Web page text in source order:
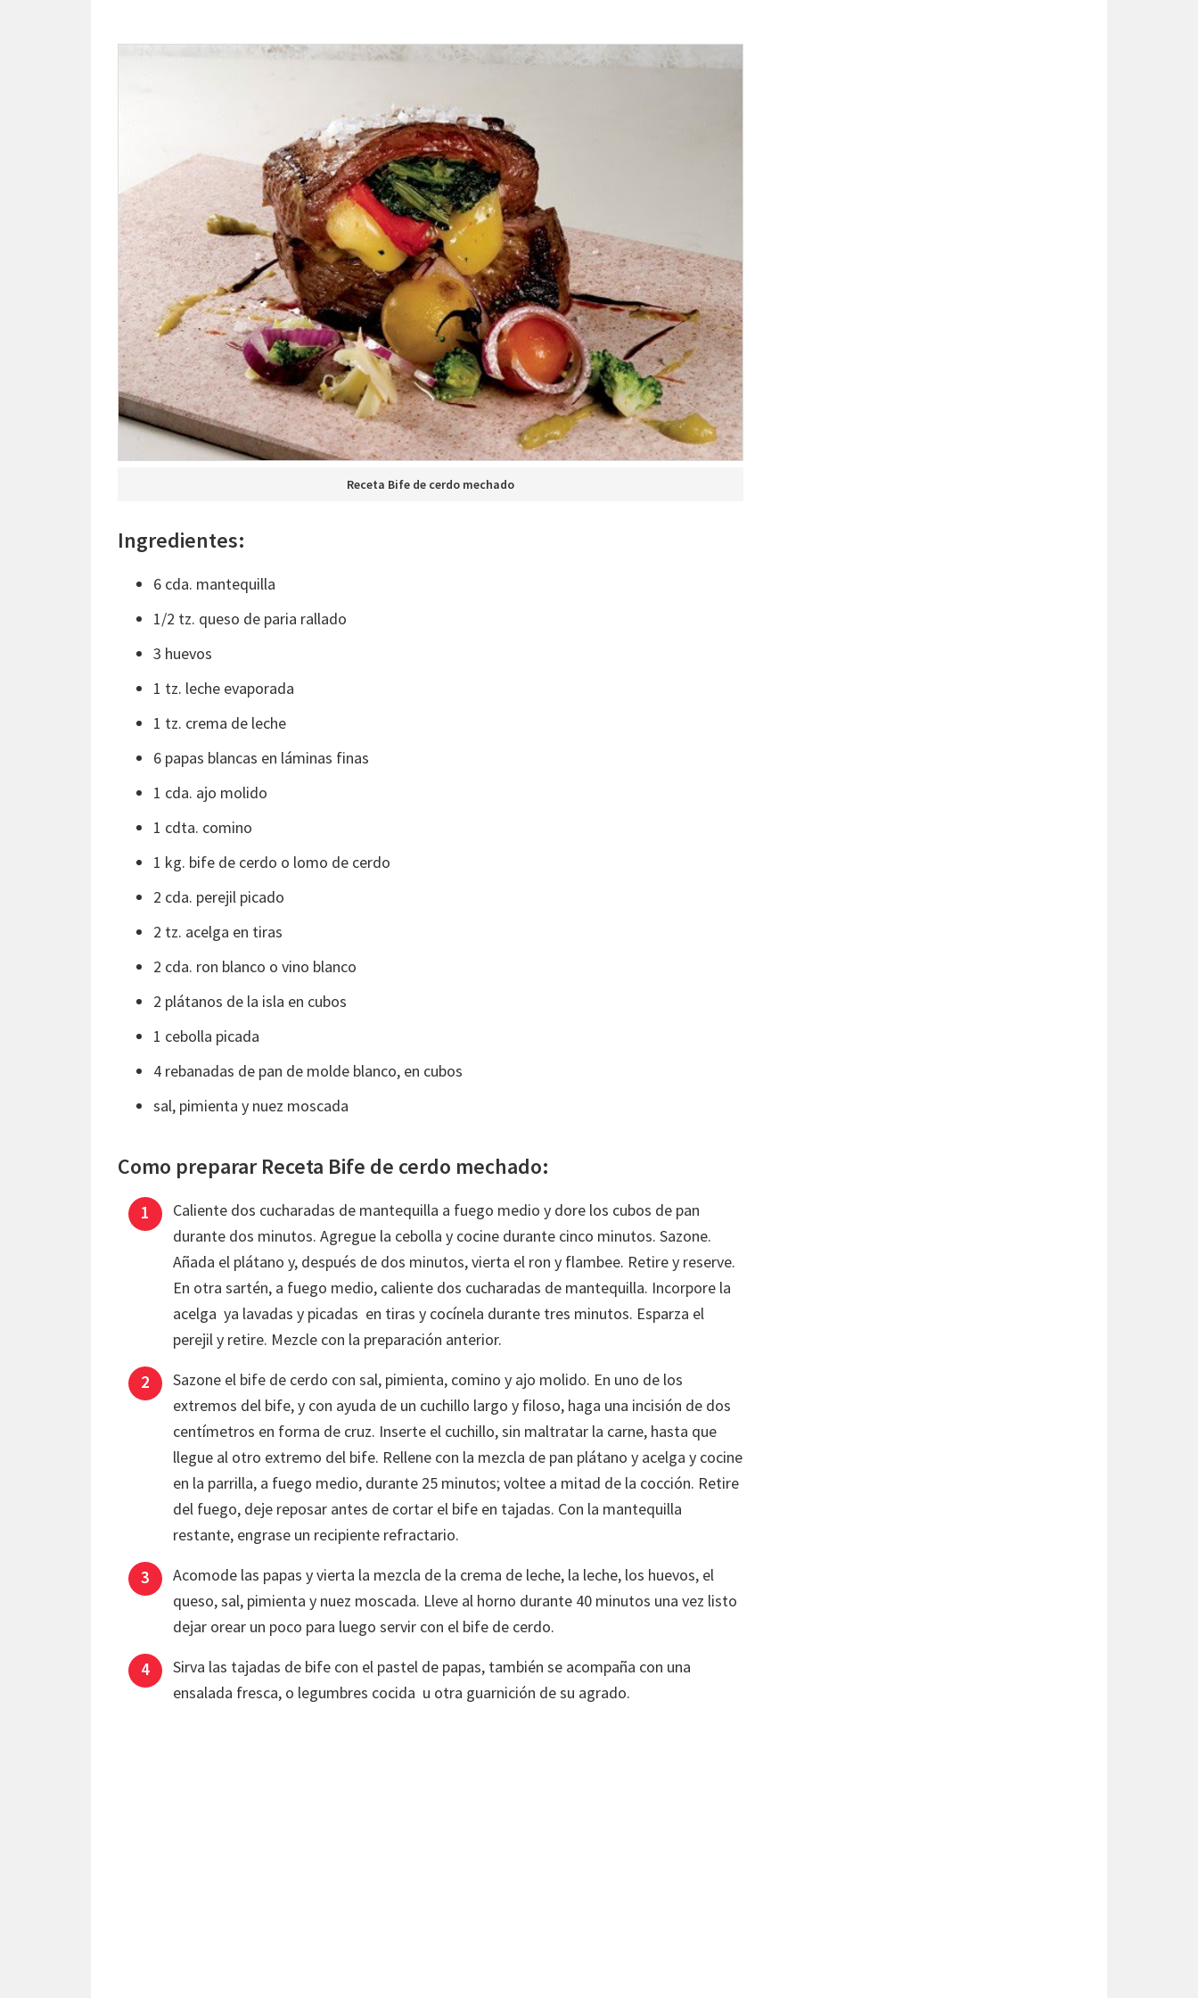
Receta Bife de cerdo mechado
Ingredientes:
6 cda. mantequilla
1/2 tz. queso de paria rallado
3 huevos
1 tz. leche evaporada
1 tz. crema de leche
6 papas blancas en láminas finas
1 cda. ajo molido
1 cdta. comino
1 kg. bife de cerdo o lomo de cerdo
2 cda. perejil picado
2 tz. acelga en tiras
2 cda. ron blanco o vino blanco
2 plátanos de la isla en cubos
1 cebolla picada
4 rebanadas de pan de molde blanco, en cubos
sal, pimienta y nuez moscada
Como preparar Receta Bife de cerdo mechado:
Caliente dos cucharadas de mantequilla a fuego medio y dore los cubos de pan
durante dos minutos. Agregue la cebolla y cocine durante cinco minutos. Sazone.
Añada el plátano y, después de dos minutos, vierta el ron y flambee. Retire y reserve.
En otra sartén, a fuego medio, caliente dos cucharadas de mantequilla. Incorpore la
acelga ya lavadas y picadas en tiras y cocínela durante tres minutos. Esparza el
perejil y retire. Mezcle con la preparación anterior.
Sazone el bife de cerdo con sal, pimienta, comino y ajo molido. En uno de los
extremos del bife, y con ayuda de un cuchillo largo y filoso, haga una incisión de dos
centímetros en forma de cruz. Inserte el cuchillo, sin maltratar la carne, hasta que
llegue al otro extremo del bife. Rellene con la mezcla de pan plátano y acelga y cocine
en la parrilla, a fuego medio, durante 25 minutos; voltee a mitad de la cocción. Retire
del fuego, deje reposar antes de cortar el bife en tajadas. Con la mantequilla
restante, engrase un recipiente refractario.
Acomode las papas y vierta la mezcla de la crema de leche, la leche, los huevos, el
queso, sal, pimienta y nuez moscada. Lleve al horno durante 40 minutos una vez listo
dejar orear un poco para luego servir con el bife de cerdo.
Sirva las tajadas de bife con el pastel de papas, también se acompaña con una
ensalada fresca, o legumbres cocida u otra guarnición de su agrado.